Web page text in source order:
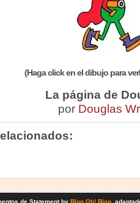
(Haga click en el dibujo para
La página de
por Douglas
de Statement by Blog Oh! Blog,